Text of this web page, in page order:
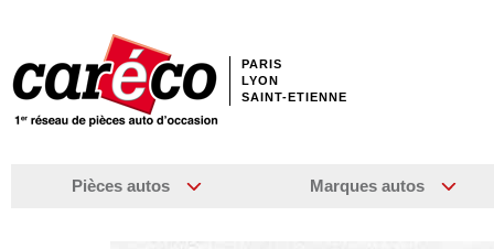
PARIS
LYON
SAINT-ETIENNE
Pièces autos Marques autos